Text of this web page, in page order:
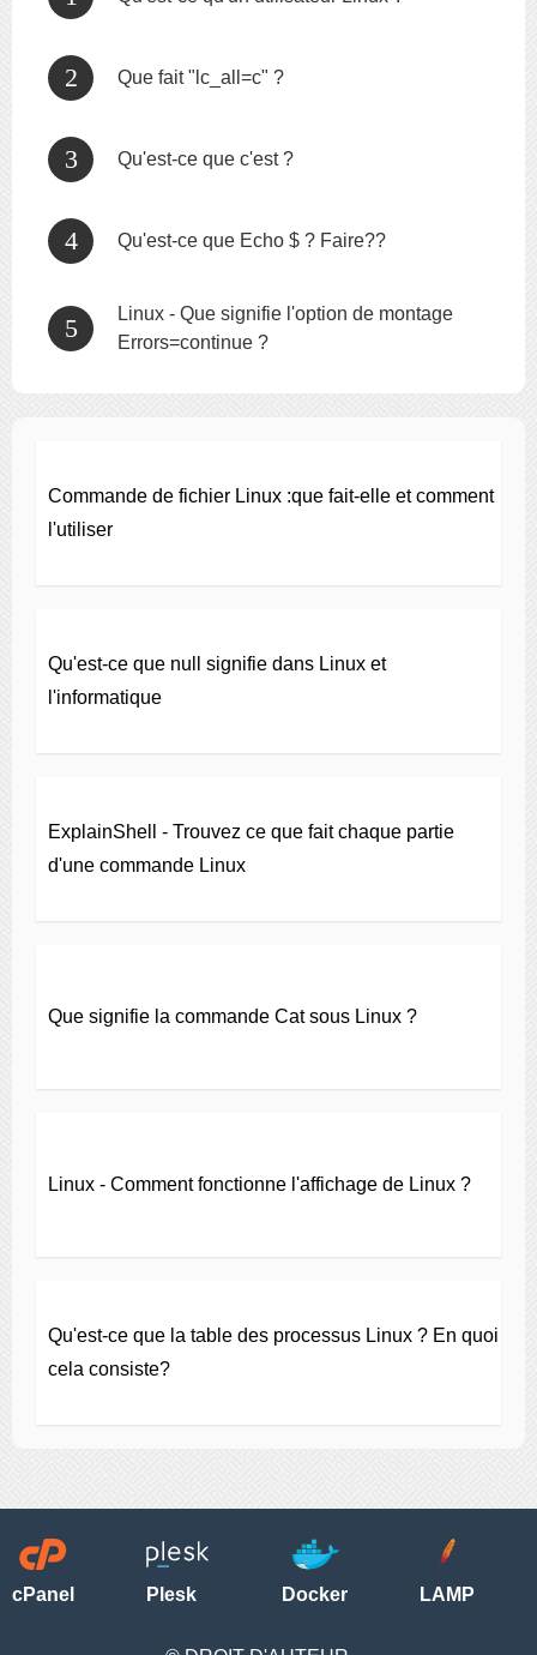
Que fait "lc_all=c" ?
Qu'est-ce que c'est ?
Qu'est-ce que Echo $ ? Faire??
Linux - Que signifie l'option de montage
Errors=continue ?
Commande de fichier Linux :que fait-elle et comment
l'utiliser
Qu'est-ce que null signifie dans Linux et
l'informatique
ExplainShell - Trouvez ce que fait chaque partie
d'une commande Linux
Que signifie la commande Cat sous Linux ?
Linux - Comment fonctionne l'affichage de Linux ?
Qu'est-ce que la table des processus Linux ? En quoi
cela consiste?
cPanel Plesk Docker LAMP